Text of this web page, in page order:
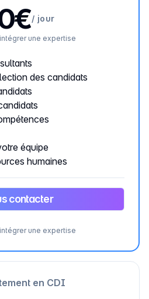
/ jour
une expertise
des candidats
équipe
humaines
contacter
une expertise
en CDI